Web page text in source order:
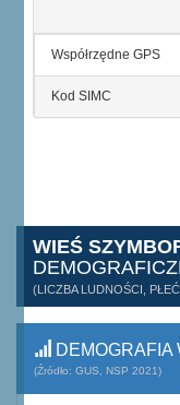
Współrzędne GPS
Kod SIMC
WIEŚ
(LICZBA LUDNOŚCI,
DEMOGRAFIA
(Źródło: GUS, NSP 2021)